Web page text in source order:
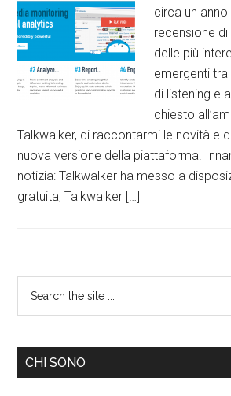
circa un
recensione di
delle più
emergenti
di listening e
chiesto
Talkwalker, di raccontarmi le novità e
nuova versione della piattaforma.
notizia: Talkwalker ha messo a
gratuita, Talkwalker […]
CHI SONO